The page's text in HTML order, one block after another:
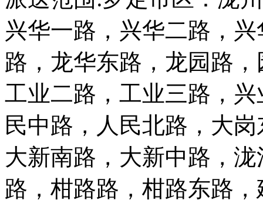
兴华一路，兴华二路，
路，龙华东路，龙园路
工业二路，工业三路，
民中路，人民北路，大
大新南路，大新中路，
路，柑路路，柑路东路